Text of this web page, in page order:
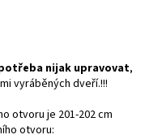
nijak upravovat,
vyráběných dveří.!!!
otvoru je 201-202 cm
otvoru: